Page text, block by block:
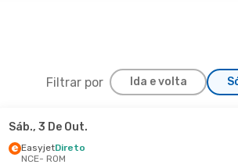
Filtrar por Ida e volta
- Qua., 26 De Ago.
Sáb., 3 De Out.
EasyjetDireto
NCE- ROM